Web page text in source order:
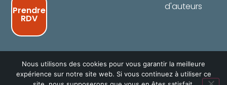
Prendre
RDV
d'auteurs
Copyright ©2026 – Site créé parNuBet – Agence
Nous utilisons des cookies pour vous garantir la meilleure
expérience sur notre site web. Si vous continuez à utiliser ce